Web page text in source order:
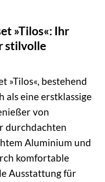
»Tilos«: Ihr
stilvolle
»Tilos«, bestehend
als eine erstklassige
von
durchdachten
Aluminium und
komfortable
Ausstattung für